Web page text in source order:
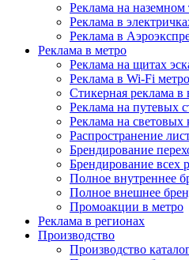
Реклама на наземном
Реклама в
Реклама в
Реклама в метро
Реклама на щитах
Реклама в Wi-Fi
Стикерная реклама в
Реклама на путевых
Реклама на световых
Распространение
Брендирование
Брендирование всех
Полное внутреннее
Полное внешнее
Промоакции в метро
Реклама в регионах
Производство
Производство